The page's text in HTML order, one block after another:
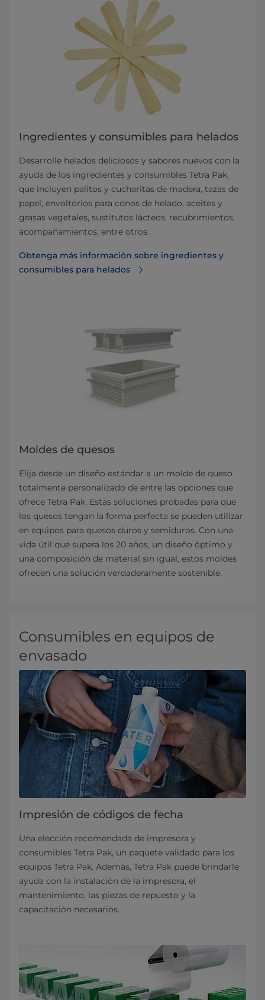
Ingredientes y consumibles para helados
Desarrolle helados deliciosos y sabores nuevos con la
ayuda de los ingredientes y consumibles Tetra Pak,
que incluyen palitos y cucharitas de madera, tazas de
papel, envoltorios para conos de helado, aceites y
grasas vegetales, sustitutos lácteos, recubrimientos,
acompañamientos, entre otros.
Obtenga más información sobre ingredientes y
consumibles para helados
Moldes de quesos
Elija desde un diseño estándar a un molde de queso
totalmente personalizado de entre las opciones que
ofrece Tetra Pak. Estas soluciones probadas para que
los quesos tengan la forma perfecta se pueden utilizar
en equipos para quesos duros y semiduros. Con una
vida útil que supera los 20 años, un diseño óptimo y
una composición de material sin igual, estos moldes
ofrecen una solución verdaderamente sostenible.
Consumibles en equipos de
envasado
Impresión de códigos de fecha
Una elección recomendada de impresora y
consumibles Tetra Pak, un paquete validado para los
equipos Tetra Pak. Además, Tetra Pak puede brindarle
ayuda con la instalación de la impresora, el
mantenimiento, las piezas de repuesto y la
capacitación necesarios.